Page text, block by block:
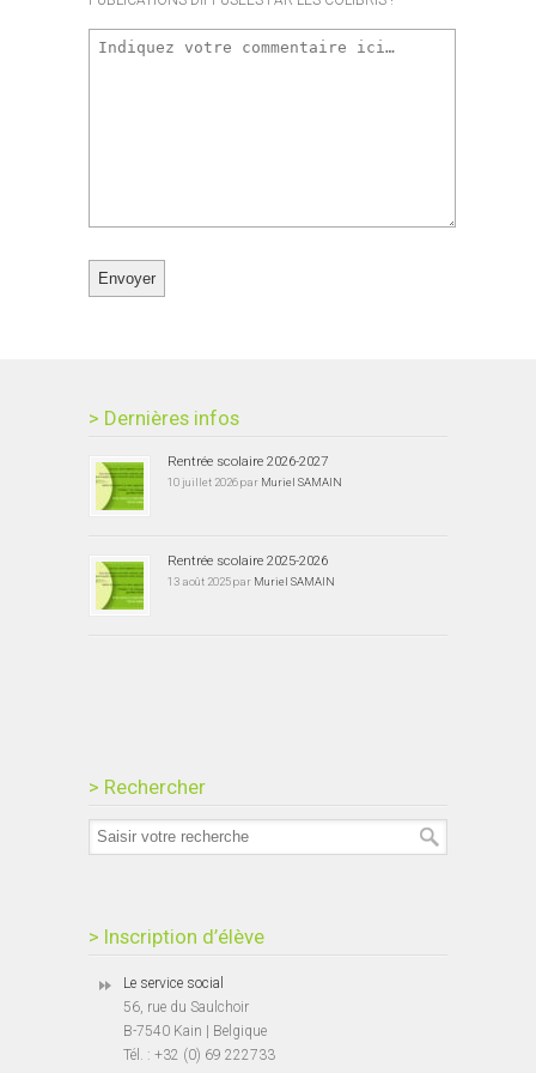
> Dernières infos
Rentrée scolaire 2026-2027
10 juillet 2026 par Muriel SAMAIN
Rentrée scolaire 2025-2026
13 août 2025 par Muriel SAMAIN
> Rechercher
> Inscription d’élève
Le service social
56, rue du Saulchoir
B-7540 Kain | Belgique
Tél. : +32 (0) 69 222733